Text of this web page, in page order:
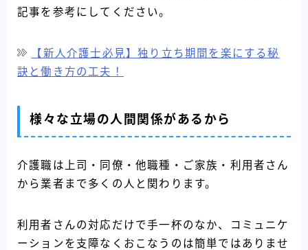
記事を参考にしてください。
【新人介護士必見】独り立ち期間を楽にする秘
訣と働き方の工夫！
様々な立場の人間関係があるから
介護職は上司・同僚・他職種・ご家族・利用者さん
から業者まで多くの人と関わります。
利用者さんの対応だけで手一杯のなか、コミュニケ
ーションを支障なくおこなうのは簡単ではありませ